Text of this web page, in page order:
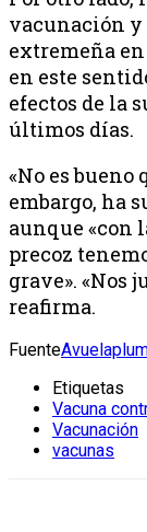
vacunación y
extremeña
en este
efectos de la
últimos días.
«No es
embargo, ha
aunque «con
precoz
grave». «Nos
reafirma.
Fuente
Etiquetas
Vacuna
Vacunación
vacunas